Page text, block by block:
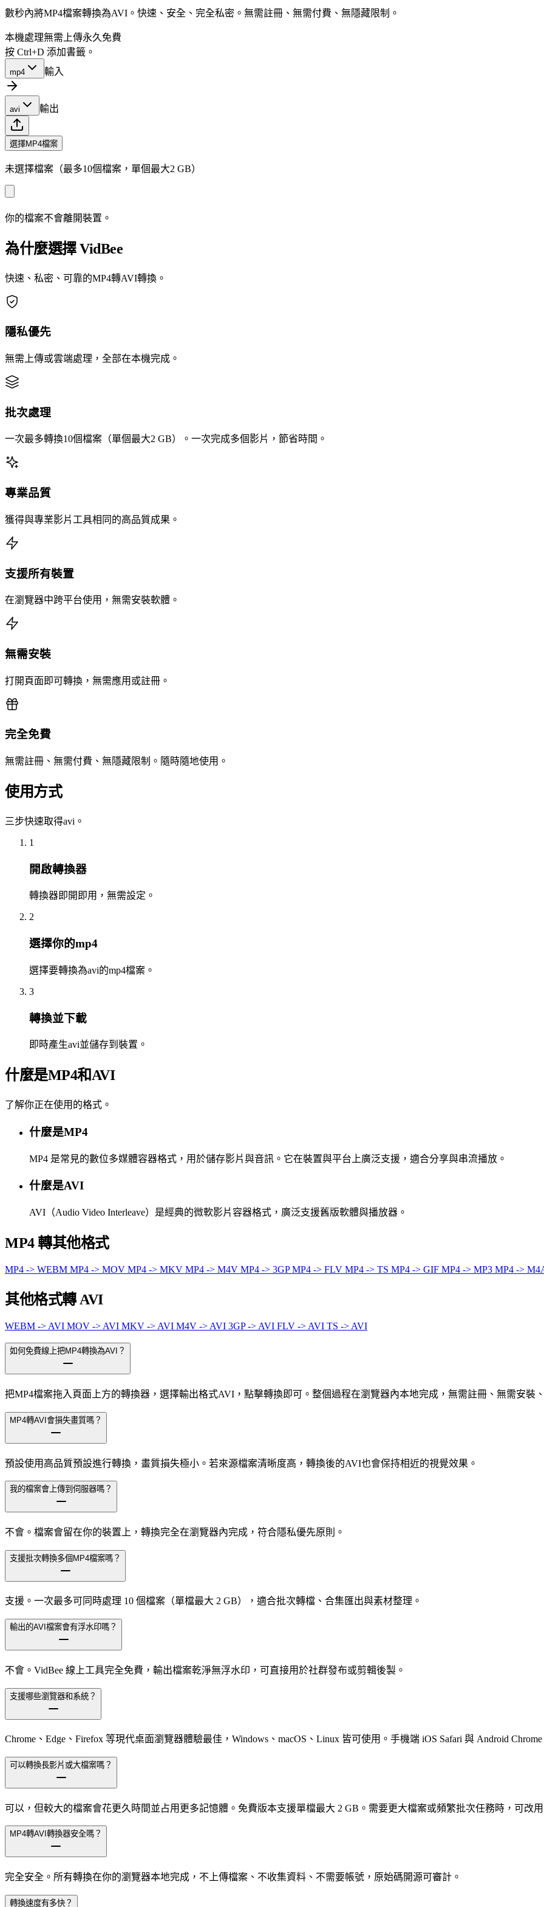
數秒內將MP4檔案轉換為AVI。快速、安全、完全私密。無需註冊、無需付費、無隱藏限制。
本機處理無需上傳永久免費
按 Ctrl+D 添加書籤。
mp4 輸入
avi 輸出
選擇MP4檔案
未選擇檔案（最多10個檔案，單個最大2 GB）
你的檔案不會離開裝置。
為什麼選擇 VidBee
快速、私密、可靠的MP4轉AVI轉換。
隱私優先
無需上傳或雲端處理，全部在本機完成。
批次處理
一次最多轉換10個檔案（單個最大2 GB）。一次完成多個影片，節省時間。
專業品質
獲得與專業影片工具相同的高品質成果。
支援所有裝置
在瀏覽器中跨平台使用，無需安裝軟體。
無需安裝
打開頁面即可轉換，無需應用或註冊。
完全免費
無需註冊、無需付費、無隱藏限制。隨時隨地使用。
使用方式
三步快速取得avi。
1
開啟轉換器
轉換器即開即用，無需設定。
2
選擇你的mp4
選擇要轉換為avi的mp4檔案。
3
轉換並下載
即時產生avi並儲存到裝置。
什麼是MP4和AVI
了解你正在使用的格式。
什麼是MP4
MP4 是常見的數位多媒體容器格式，用於儲存影片與音訊。它在裝置與平台上廣泛支援，適合分享與串流播放。
什麼是AVI
AVI（Audio Video Interleave）是經典的微軟影片容器格式，廣泛支援舊版軟體與播放器。
MP4 轉其他格式
MP4 -> WEBM MP4 -> MOV MP4 -> MKV MP4 -> M4V MP4 -> 3GPMP4 -> FLV MP4 -> TS MP4 -> GIF MP4 -> MP3 MP4 ->
其他格式轉 AVI
WEBM -> AVI MOV -> AVI MKV -> AVI M4V -> AVI 3GP -> AVI FLV -> AVI TS -> AVI
如何免費線上把MP4轉換為AVI？
把MP4檔案拖入頁面上方的轉換器，選擇輸出格式AVI，點擊轉換即可。整個過程在瀏覽器內本地完成，無需註冊、無需安裝
MP4轉AVI會損失畫質嗎？
預設使用高品質預設進行轉換，畫質損失極小。若來源檔案清晰度高，轉換後的AVI也會保持相近的視覺效果。
我的檔案會上傳到伺服器嗎？
不會。檔案會留在你的裝置上，轉換完全在瀏覽器內完成，符合隱私優先原則。
支援批次轉換多個MP4檔案嗎？
支援。一次最多可同時處理 10 個檔案（單檔最大 2 GB），適合批次轉檔、合集匯出與素材整理。
輸出的AVI檔案會有浮水印嗎？
不會。VidBee 線上工具完全免費，輸出檔案乾淨無浮水印，可直接用於社群發布或剪輯後製。
支援哪些瀏覽器和系統？
Chrome、Edge、Firefox 等現代桌面瀏覽器體驗最佳，Windows、macOS、Linux 皆可使用。手機端 iOS Safari 與 Android
可以轉換長影片或大檔案嗎？
可以，但較大的檔案會花更久時間並占用更多記憶體。免費版本支援單檔最大 2 GB。需要更大檔案或頻繁批次任務時，可改用
MP4轉AVI轉換器安全嗎？
完全安全。所有轉換在你的瀏覽器本地完成，不上傳檔案、不收集資料、不需要帳號，原始碼開源可審計。
轉換速度有多快？